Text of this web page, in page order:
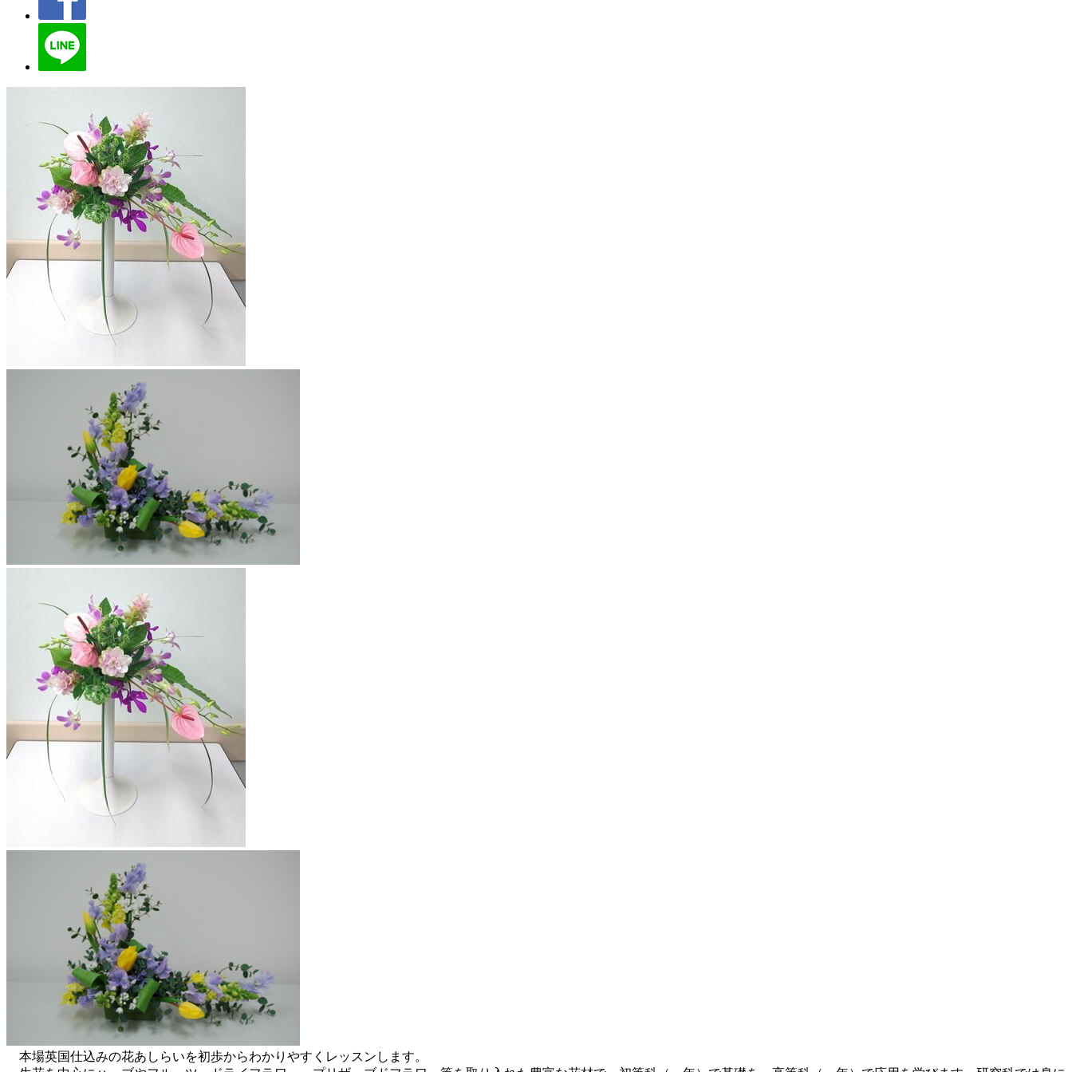
本場英国仕込みの花あしらいを初歩からわかりやすくレッスンします。